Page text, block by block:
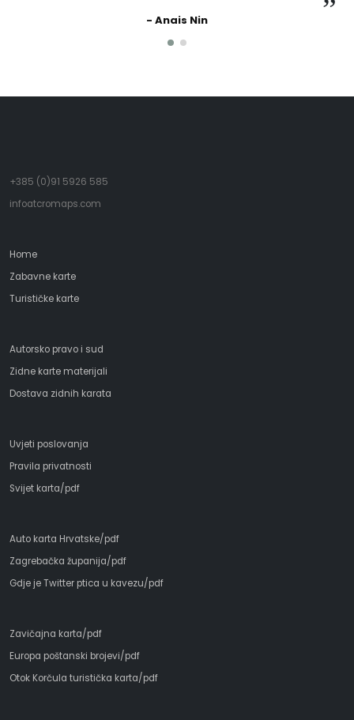
- Anais Nin
+385 (0)91 5926 585
infoatcromaps.com
Home
Zabavne karte
Turističke karte
Autorsko pravo i sud
Zidne karte materijali
Dostava zidnih karata
Uvjeti poslovanja
Pravila privatnosti
Svijet karta/pdf
Auto karta Hrvatske/pdf
Zagrebačka županija/pdf
Gdje je Twitter ptica u kavezu/pdf
Zavičajna karta/pdf
Europa poštanski brojevi/pdf
Otok Korčula turistička karta/pdf